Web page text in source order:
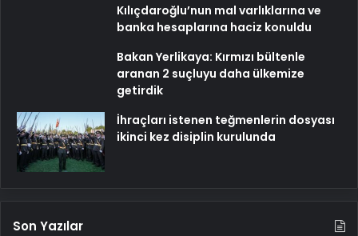
Kılıçdaroğlu’nun mal varlıklarına ve
banka hesaplarına haciz konuldu
Bakan Yerlikaya: Kırmızı bültenle
aranan 2 suçluyu daha ülkemize
getirdik
İhraçları istenen teğmenlerin dosyası
ikinci kez disiplin kurulunda
Son Yazılar